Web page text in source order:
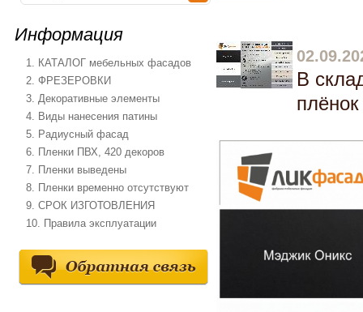
Информация
1. КАТАЛОГ мебельных фасадов
2. ФРЕЗЕРОВКИ
3. Декоративные элементы
4. Виды нанесения патины
5. Радиусный фасад
6. Пленки ПВХ, 420 декоров
7. Пленки выведены
8. Пленки временно отсутствуют
9. СРОК ИЗГОТОВЛЕНИЯ
10. Правила эксплуатации
В